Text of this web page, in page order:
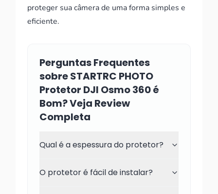
proteger sua câmera de uma forma simples e
eficiente.
Perguntas Frequentes
sobre STARTRC PHOTO
Protetor DJI Osmo 360 é
Bom? Veja Review
Completa
Qual é a espessura do protetor?
O protetor é fácil de instalar?